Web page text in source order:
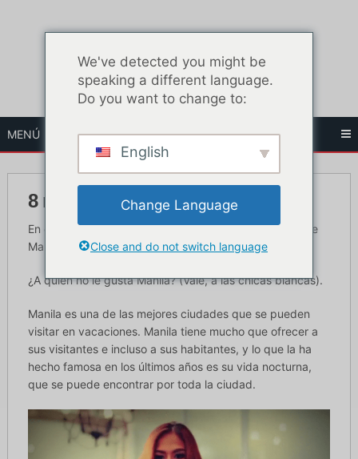
MENÚ
8 mejores bares Go Go de Manila
En este artículo encontrarás los mejores bares go go de
Manila en la calle Burgos.
¿A quién no le gusta Manila? (Vale, a las chicas blancas).
Manila es una de las mejores ciudades que se pueden
visitar en vacaciones. Manila tiene mucho que ofrecer a
sus visitantes e incluso a sus habitantes, y lo que la ha
hecho famosa en los últimos años es su vida nocturna,
que se puede encontrar por toda la ciudad.
We've detected you might be
speaking a different language.
Do you want to change to:
English
Change Language
Close and do not switch language